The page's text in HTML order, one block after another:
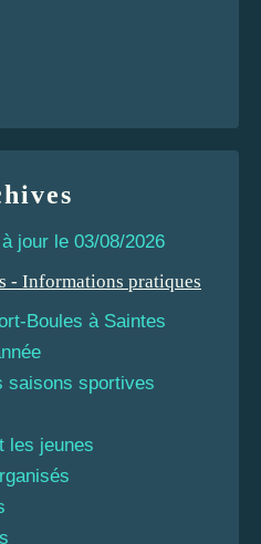
jour le 03/08/2026
Boules à Saintes
saisons sportives
les jeunes